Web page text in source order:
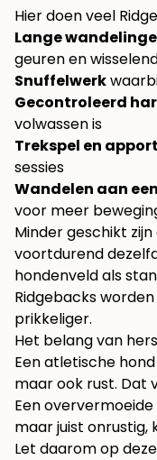
Hier doen veel
Lange
geuren en
Snuffelwerk
Gecontroleerd
volwassen is
Trekspel en
sessies
Wandelen aan
voor meer
Minder geschikt
voortdurend
hondenveld als
Ridgebacks
prikkeliger.
Het belang van
Een atletische
maar ook rust. Dat
Een
maar juist
Let daarom op